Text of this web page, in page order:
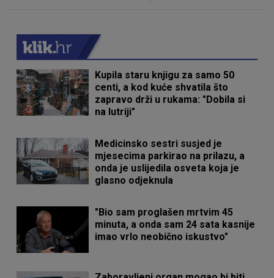
Kupila staru knjigu za samo 50
centi, a kod kuće shvatila što
zapravo drži u rukama: "Dobila si
na lutriji"
Medicinsko sestri susjed je
mjesecima parkirao na prilazu, a
onda je uslijedila osveta koja je
glasno odjeknula
"Bio sam proglašen mrtvim 45
minuta, a onda sam 24 sata kasnije
imao vrlo neobično iskustvo"